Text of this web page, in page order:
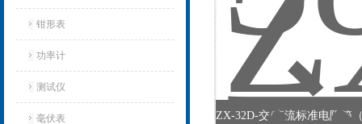
钳形表
功率计
测试仪
毫伏表